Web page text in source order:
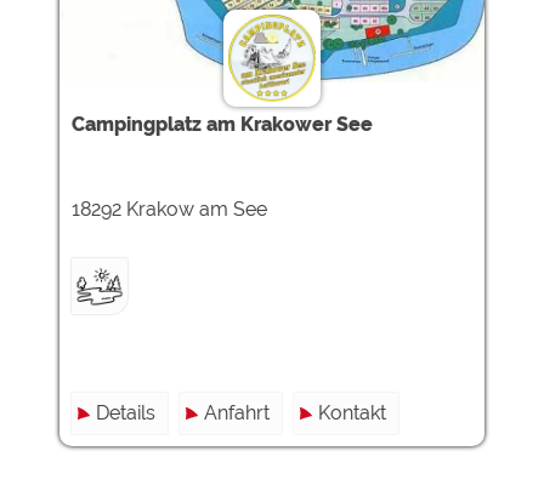
Campingplatz am Krakower See
18292 Krakow am See
Details Anfahrt Kontakt